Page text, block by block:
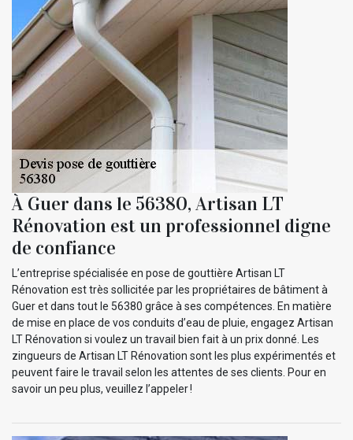
À Guer dans le 56380, Artisan LT
Rénovation est un professionnel digne
de confiance
L’entreprise spécialisée en pose de gouttière Artisan LT
Rénovation est très sollicitée par les propriétaires de bâtiment à
Guer et dans tout le 56380 grâce à ses compétences. En matière
de mise en place de vos conduits d’eau de pluie, engagez Artisan
LT Rénovation si voulez un travail bien fait à un prix donné. Les
zingueurs de Artisan LT Rénovation sont les plus expérimentés et
peuvent faire le travail selon les attentes de ses clients. Pour en
savoir un peu plus, veuillez l’appeler !